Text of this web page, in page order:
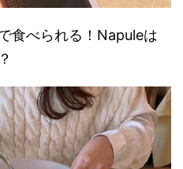
食べられる！Napuleは